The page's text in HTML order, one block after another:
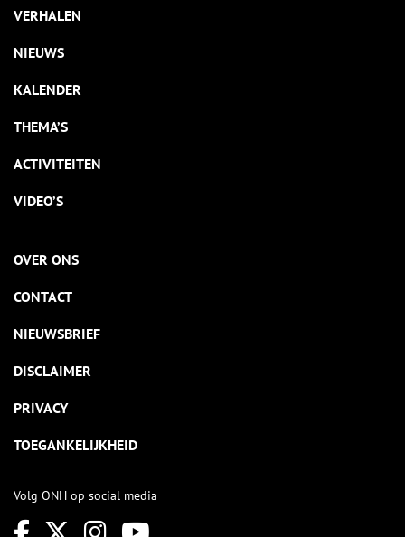
VERHALEN
NIEUWS
KALENDER
THEMA’S
ACTIVITEITEN
VIDEO’S
OVER ONS
CONTACT
NIEUWSBRIEF
DISCLAIMER
PRIVACY
TOEGANKELIJKHEID
Volg ONH op social media